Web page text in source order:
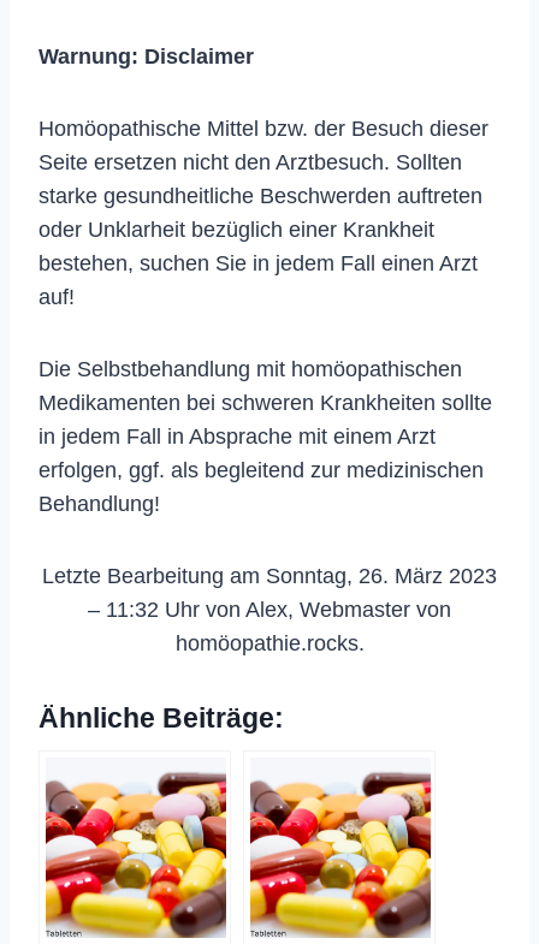
Warnung: Disclaimer
Homöopathische Mittel bzw. der Besuch dieser
Seite ersetzen nicht den Arztbesuch. Sollten
starke gesundheitliche Beschwerden auftreten
oder Unklarheit bezüglich einer Krankheit
bestehen, suchen Sie in jedem Fall einen Arzt
auf!
Die Selbstbehandlung mit homöopathischen
Medikamenten bei schweren Krankheiten sollte
in jedem Fall in Absprache mit einem Arzt
erfolgen, ggf. als begleitend zur medizinischen
Behandlung!
Letzte Bearbeitung am Sonntag, 26. März 2023
– 11:32 Uhr von Alex, Webmaster von
homöopathie.rocks.
Ähnliche Beiträge: